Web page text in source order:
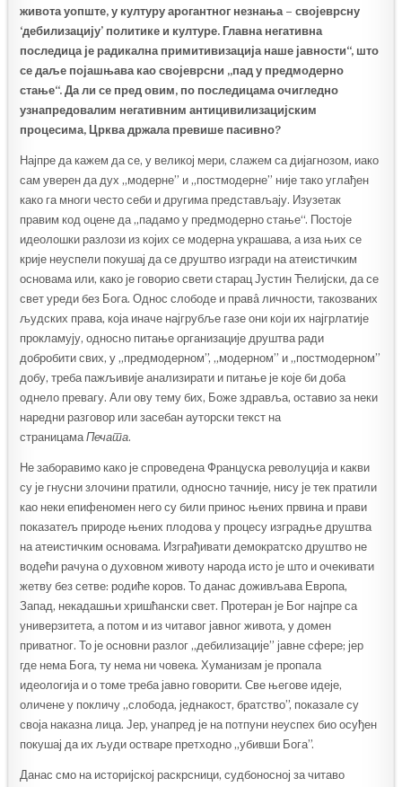
живота уопште, у културу арогантног незнања – својеврсну
‘дебилизацију’ политике и културе. Главна негативна
последица је радикална примитивизација наше јавности“, што
се даље појашњава као својеврсни „пад у предмодерно
стање“. Да ли се пред овим, по последицама очигледно
узнапредовалим негативним антицивилизацијским
процесима, Црква држала превише пасивно?
Најпре да кажем да се, у великој мери, слажем са дијагнозом, иако
сам уверен да дух „модерне” и „постмодерне” није тако углађен
како га многи често себи и другима представљају. Изузетак
правим код оцене да „падамо у предмодерно стање“. Постоје
идеолошки разлози из којих се модерна украшава, а иза њих се
крије неуспели покушај да се друштво изгради на атеистичким
основама или, како је говорио свети старац Јустин Ћелијски, да се
свет уреди без Бога. Однос слободе и правâ личности, такозваних
људских права, која иначе најгрубље газе они који их најгрлатије
прокламују, односно питање организације друштва ради
добробити свих, у „предмодерном”, „модерном” и „постмодерном”
добу, треба пажљивије анализирати и питање је које би доба
однело превагу. Али ову тему бих, Боже здравља, оставио за неки
наредни разговор или засебан ауторски текст на
страницамаПечата.
Не заборавимо како је спроведена Француска револуција и какви
су је гнусни злочини пратили, односно тачније, нису је тек пратили
као неки епифеномен него су били принос њених првина и прави
показатељ природе њених плодова у процесу изградње друштва
на атеистичким основама. Изграђивати демократско друштво не
водећи рачуна о духовном животу народа исто је што и очекивати
жетву без сетве: родиће коров. То данас доживљава Европа,
Запад, некадашњи хришћански свет. Протеран је Бог најпре са
универзитета, а потом и из читавог јавног живота, у домен
приватног. То је основни разлог „дебилизације” јавне сфере; јер
где нема Бога, ту нема ни човека. Хуманизам је пропала
идеологија и о томе треба јавно говорити. Све његове идеје,
оличене у покличу „слобода, једнакост, братство”, показале су
своја наказна лица. Јер, унапред је на потпуни неуспех био осуђен
покушај да их људи остваре претходно „убивши Бога”.
Данас смо на историјској раскрсници, судбоносној за читаво